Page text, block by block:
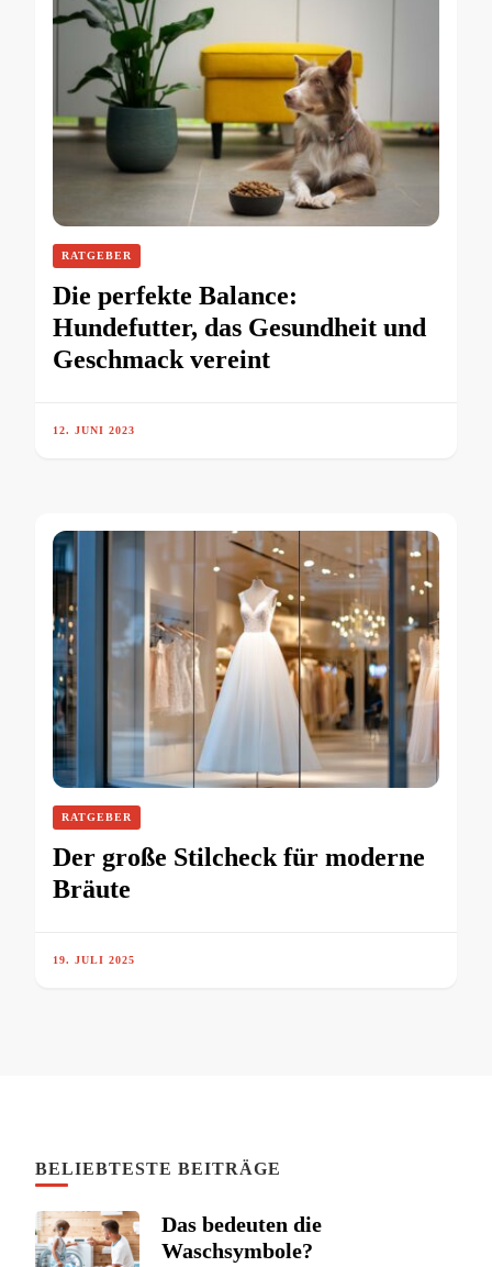
RATGEBER
Die perfekte Balance:
Hundefutter, das Gesundheit und
Geschmack vereint
12. JUNI 2023
RATGEBER
Der große Stilcheck für moderne
Bräute
19. JULI 2025
BELIEBTESTE BEITRÄGE
Das bedeuten die
Waschsymbole?